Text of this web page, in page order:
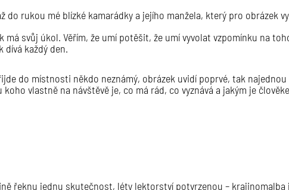
do rukou mé blízké kamarádky a jejího manžela, který pro obrázek
má svůj úkol. Věřím, že umí potěšit, že umí vyvolat vzpomínku na
dívá každý den.
do místnosti někdo neznámý, obrázek uvidí poprvé, tak
koho vlastně na návštěvě je, co má rád, co vyznává a jakým je
řeknu jednu skutečnost, léty lektorství potvrzenou –